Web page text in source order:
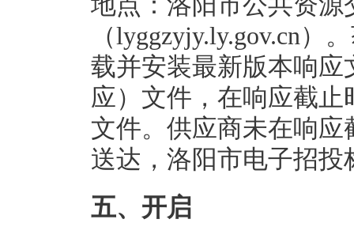
（lyggzyjy.ly.gov.cn）
载并安装最新版本响
应）文件，在响应截
文件。供应商未在响
送达，洛阳市电子招
五、开启